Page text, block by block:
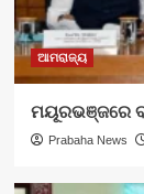
ଆମରାଜ୍ୟ
ମୟୂରଭଞ୍ଜରେ
Prabaha News